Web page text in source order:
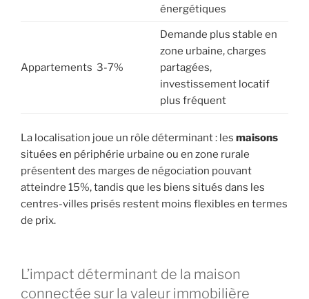
énergétiques
Appartements 3-7%
Demande plus stable en
zone urbaine, charges
partagées,
investissement locatif
plus fréquent
La localisation joue un rôle déterminant : les maisons
situées en périphérie urbaine ou en zone rurale
présentent des marges de négociation pouvant
atteindre 15%, tandis que les biens situés dans les
centres-villes prisés restent moins flexibles en termes
de prix.
L’impact déterminant de la maison
connectée sur la valeur immobilière